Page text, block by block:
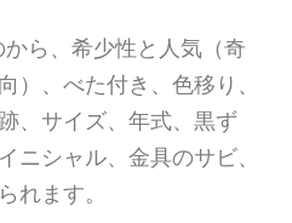
ら、希少性と人気（奇
）、べた付き、色移り、
、サイズ、年式、黒ず
ニシャル、金具のサビ、
れます。